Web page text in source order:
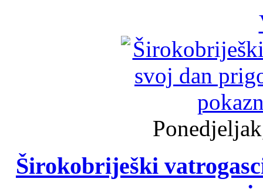
Širokobriješki